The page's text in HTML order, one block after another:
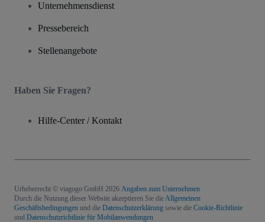
Unternehmensdienst
Pressebereich
Stellenangebote
Haben Sie Fragen?
Hilfe-Center / Kontakt
Urheberrecht © viagogo GmbH 2026 Angaben zum Unternehmen
Durch die Nutzung dieser Website akzeptieren Sie dieAllgemeinen
Geschäftsbedingungen und die Datenschutzerklärung sowie die Cookie-Richtlinie
und Datenschutzrichtlinie für Mobilanwendungen